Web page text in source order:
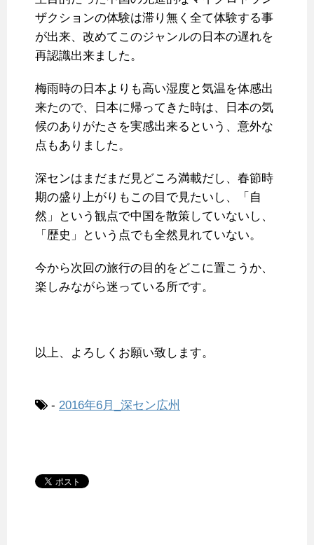
ザクションの体験は滞り無く全て体験する事
が出来、改めてこのジャンルの日本の遅れを
再認識出来ました。
梅雨時の日本よりも高い湿度と気温を体感出
来たので、日本に帰ってきた時は、日本の気
候のありがたさを実感出来るという、意外な
点もありました。
深センはまだまだ見どころ満載だし、春節時
期の盛り上がりもこの目で見たいし、「自
然」という観点で中国を散策していないし、
「歴史」という点でも全然見れていない。
今から次回の旅行の目的をどこに置こうか、
楽しみながら迷っている所です。
以上、よろしくお願い致します。
- 2016年6月_深セン広州